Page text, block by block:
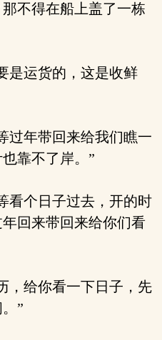
不得在船上盖了一栋
是运货的，这是收鲜
过年带回来给我们瞧一
靠不了岸。”
看个日子过去，开的时
回来带回来给你们看
，给你看一下日子，先
”